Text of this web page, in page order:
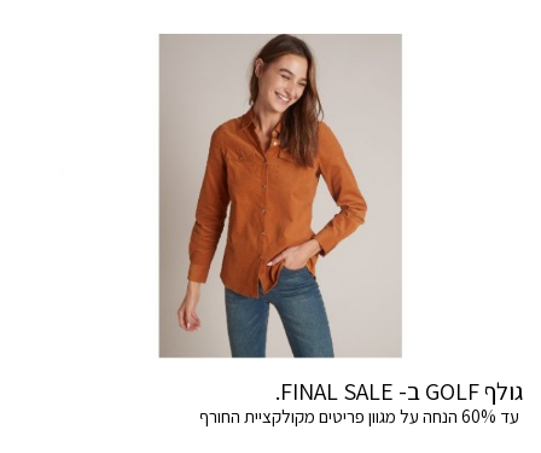
גולף GOLF ב- FINAL SALE.
עד 60% הנחה על מגוון פריטים מקולקציית החורף